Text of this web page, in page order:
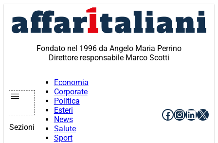
contenuto
Fondato nel 1996 da Angelo Maria Perrino
Direttore responsabile Marco Scotti
Sezioni
Economia
Corporate
Politica
Esteri
News
Salute
Sport
Facebook
X